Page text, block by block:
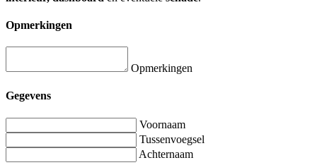
Opmerkingen
Opmerkingen
Gegevens
Voornaam
Tussenvoegsel
Achternaam